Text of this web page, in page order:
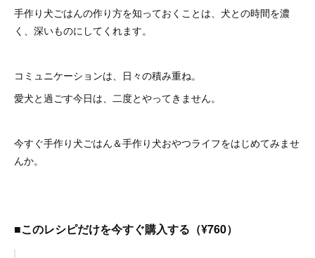
手作り犬ごはんの作り方を知っておくことは、犬との時間を濃
く、深いものにしてくれます。
コミュニケーションは、日々の積み重ね。
愛犬と過ごす今日は、二度とやってきません。
今すぐ手作り犬ごはん＆手作り犬おやつライフをはじめてみませ
んか。
■このレシピだけを今すぐ購入する（¥760）